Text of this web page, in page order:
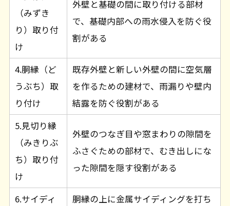
（みずき
り）取り付
け
外壁と基礎の間に取り付ける部材
で、基礎内部への雨水侵入を防ぐ役
割がある
4.胴縁（ど
うぶち）取
り付け
既存外壁と新しい外壁の間に空気層
を作るための建材で、雨漏りや壁内
結露を防ぐ役割がある
5.見切り縁
（みきりぶ
ち）取り付
け
外壁のつなぎ目や窓まわりの隙間を
ふさぐための部材で、むき出しにな
った隙間を隠す役割がある
6.サイディ
胴縁の上に金属サイディングを打ち